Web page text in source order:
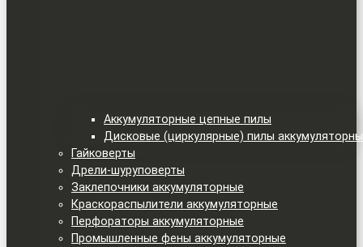
Аккумуляторные цепные пилы
Дисковые (циркулярные) пилы
Гайковерты
Дрели-шуруповерты
Заклепочники аккумуляторные
Краскораспылители аккумуляторные
Перфораторы аккумуляторные
Промышленные фены аккумуляторные